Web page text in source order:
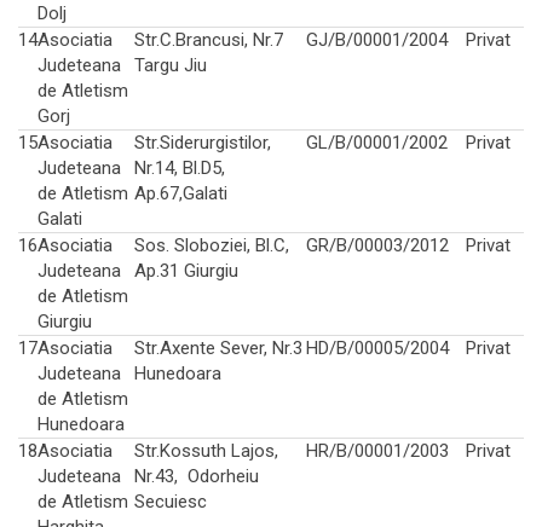
Dolj
14Asociatia
Judeteana
de Atletism
Gorj
Str.C.Brancusi, Nr.7
Targu Jiu
GJ/B/00001/2004 Privat
15Asociatia
Judeteana
de Atletism
Galati
Str.Siderurgistilor,
Nr.14, Bl.D5,
Ap.67,Galati
GL/B/00001/2002 Privat
16Asociatia
Judeteana
de Atletism
Giurgiu
Sos. Sloboziei, Bl.C,
Ap.31 Giurgiu
GR/B/00003/2012 Privat
17Asociatia
Judeteana
de Atletism
Hunedoara
Str.Axente Sever, Nr.3
Hunedoara
HD/B/00005/2004 Privat
18Asociatia
Judeteana
de Atletism
Str.Kossuth Lajos,
Nr.43, Odorheiu
Secuiesc
HR/B/00001/2003 Privat